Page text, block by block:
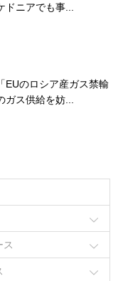
ドニアでも事...
EUのロシア産ガス禁輸
ス供給を妨...
ス